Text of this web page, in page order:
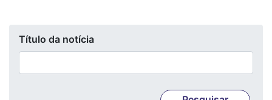
Título da notícia